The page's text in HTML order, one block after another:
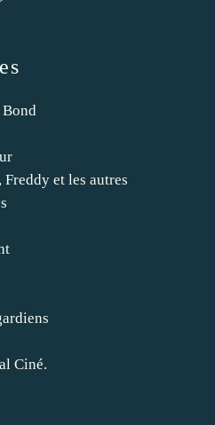
et les autres
Ciné.